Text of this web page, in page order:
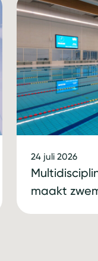
24 juli 2026
maakt